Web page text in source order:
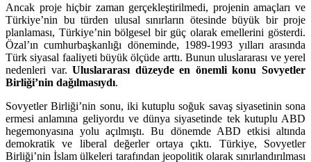
Ancak proje hiçbir zaman gerçekleştirilmedi, projenin amaçları ve
Türkiye’nin bu türden ulusal sınırların ötesinde büyük bir proje
planlaması, Türkiye’nin bölgesel bir güç olarak emellerini gösterdi.
Özal’ın cumhurbaşkanlığı döneminde, 1989-1993 yılları arasında
Türk siyasal faaliyeti büyük ölçüde arttı. Bunun uluslararası ve yerel
nedenleri var.Uluslararası düzeyde en önemli konu Sovyetler
Birliği’nin dağılmasıydı.
Sovyetler Birliği’nin sonu, iki kutuplu soğuk savaş siyasetinin sona
ermesi anlamına geliyordu ve dünya siyasetinde tek kutuplu ABD
hegemonyasına yolu açılmıştı. Bu dönemde ABD etkisi altında
demokratik ve liberal değerler ortaya çıktı. Türkiye, Sovyetler
Birliği’nin İslam ülkeleri tarafından jeopolitik olarak sınırlandırılması